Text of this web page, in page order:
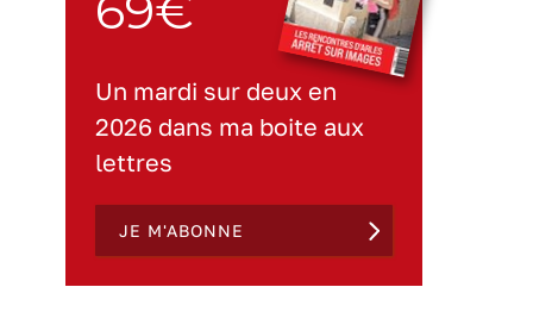
Un mardi sur deux en
2026 dans ma boite aux
lettres
JE M'ABONNE